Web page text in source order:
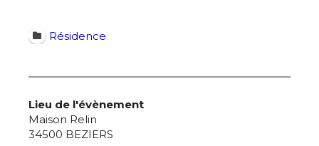
Résidence
Lieu de l'évènement
Maison Relin
34500 BEZIERS